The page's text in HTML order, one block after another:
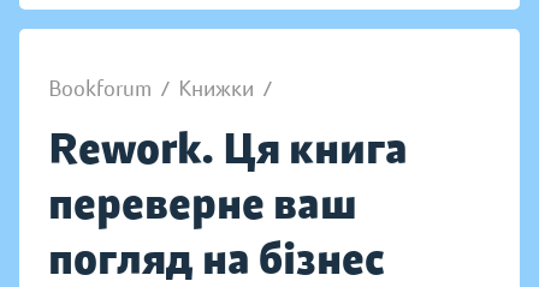
Bookforum / Книжки /
Rework. Ця книга
переверне ваш
погляд на бізнес